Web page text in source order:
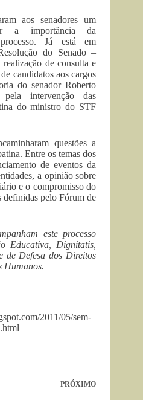
aos senadores um
a importância da
Já está em
do Senado –
de consulta e
candidatos aos cargos
do senador Roberto
intervenção das
do ministro do STF
questões a
Entre os temas dos
de eventos da
a opinião sobre
e o compromisso do
definidas pelo Fórum de
este processo
Educativa, Dignitatis,
de Defesa dos Direitos
Humanos.
2011/05/sem-
PRÓXIMO